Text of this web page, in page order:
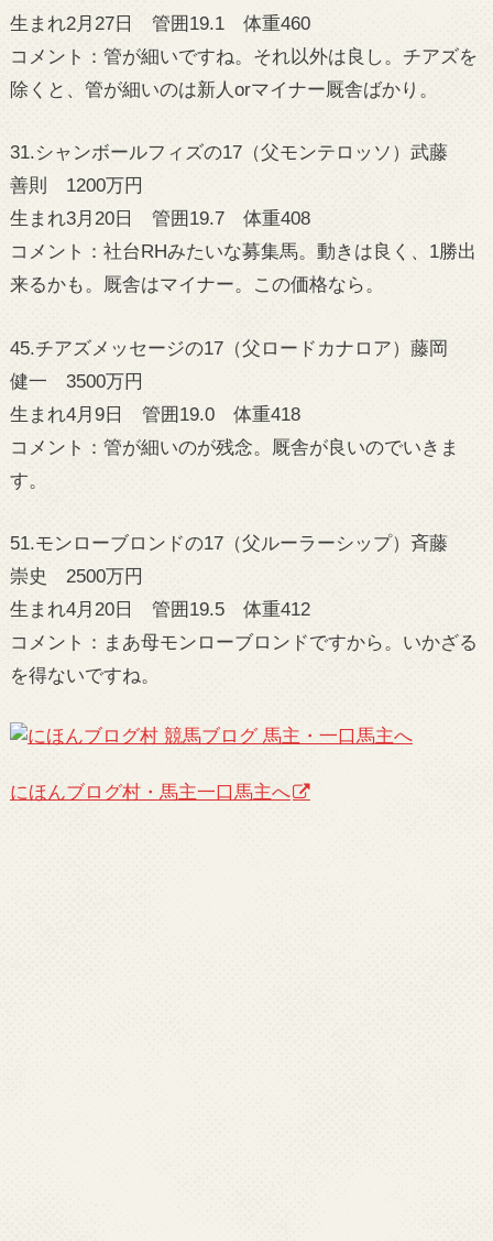
生まれ2月27日 管囲19.1 体重460
コメント：管が細いですね。それ以外は良し。チアズを
除くと、管が細いのは新人orマイナー厩舎ばかり。
31.シャンボールフィズの17（父モンテロッソ）武藤
善則 1200万円
生まれ3月20日 管囲19.7 体重408
コメント：社台RHみたいな募集馬。動きは良く、1勝出
来るかも。厩舎はマイナー。この価格なら。
45.チアズメッセージの17（父ロードカナロア）藤岡
健一 3500万円
生まれ4月9日 管囲19.0 体重418
コメント：管が細いのが残念。厩舎が良いのでいきま
す。
51.モンローブロンドの17（父ルーラーシップ）斉藤
崇史 2500万円
生まれ4月20日 管囲19.5 体重412
コメント：まあ母モンローブロンドですから。いかざる
を得ないですね。
にほんブログ村・馬主一口馬主へ